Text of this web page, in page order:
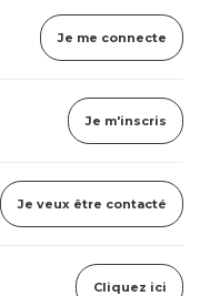
Je me connecte
Je m'inscris
Je veux être contacté
Cliquez ici